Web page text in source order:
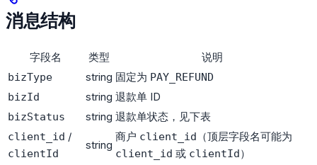
消息结构
字段名 类型 说明
bizType string 固定为 PAY_REFUND
bizId
string 退款单 ID
bizStatus string 退款单状态，见下表
client_id /
clientId
string
商户 client_id （顶层字段名可能为
client_id 或 clientId）